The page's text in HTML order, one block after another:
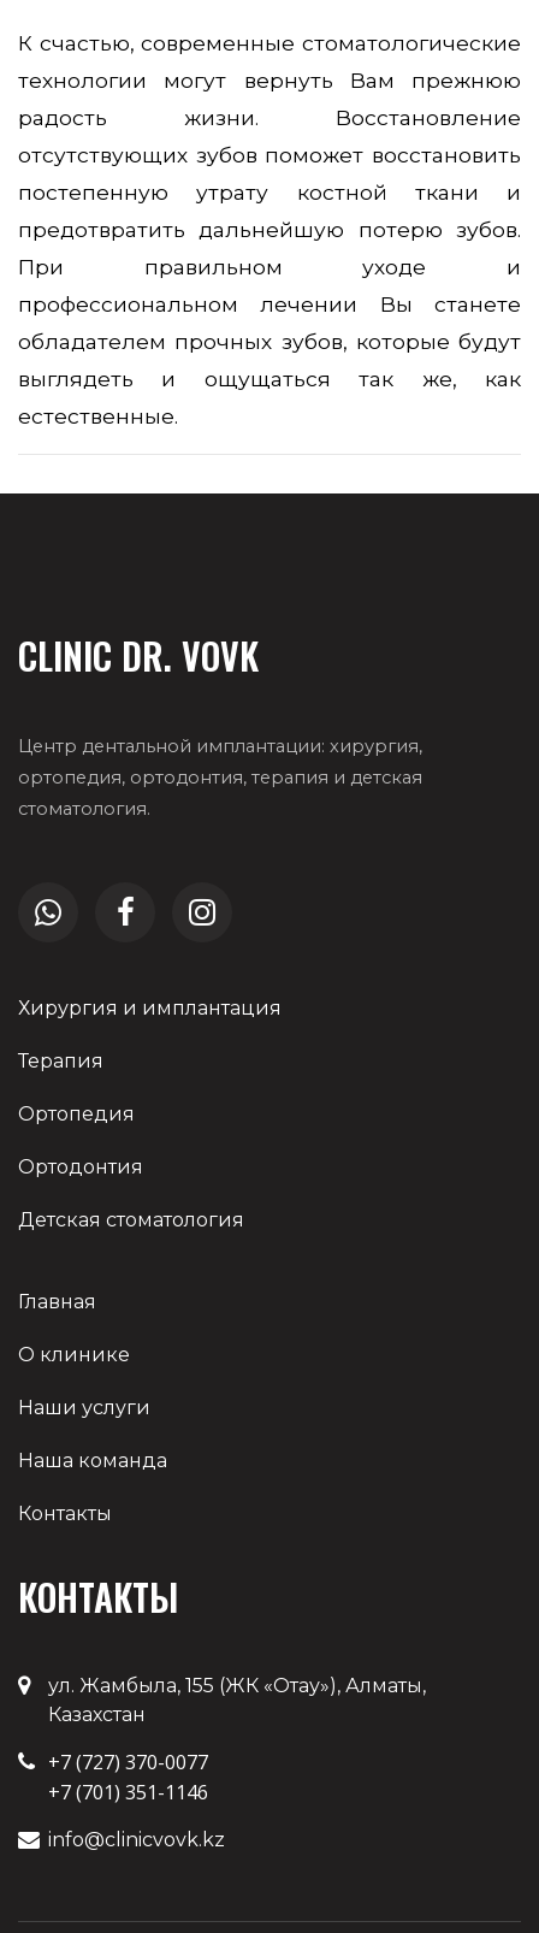
К счастью, современные стоматологические
технологии могут вернуть Вам прежнюю
радость жизни. Восстановление
отсутствующих зубов поможет восстановить
постепенную утрату костной ткани и
предотвратить дальнейшую потерю зубов.
При правильном уходе и
профессиональном лечении Вы станете
обладателем прочных зубов, которые будут
выглядеть и ощущаться так же, как
естественные.
CLINIC DR. VOVK
Центр дентальной имплантации: хирургия,
ортопедия, ортодонтия, терапия и детская
стоматология.
Хирургия и имплантация
Терапия
Ортопедия
Ортодонтия
Детская стоматология
Главная
О клинике
Наши услуги
Наша команда
Контакты
КОНТАКТЫ
ул. Жамбыла, 155 (ЖК «‎Отау»), Алматы,
Казахстан
+7 (727) 370-0077
+7 (701) 351-1146
info@clinicvovk.kz